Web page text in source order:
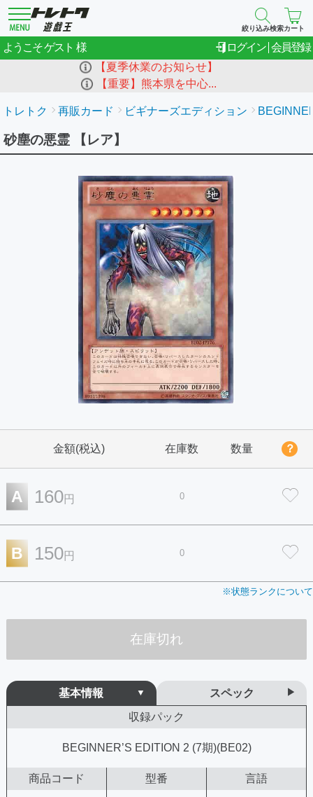
絞り込み検索カート
ようこそゲスト ログイン 会員登録
【夏季休業のお知らせ】
【重要】熊本県を中心...
トレトク 再販カード ビギナーズエディション
砂塵の悪霊 【レア】
金額(税込) 在庫数 数量 ？
A 160円 0
B 150円 0
※状態ランクについて
在庫切れ
基本情報
スペック
収録パック
BEGINNER’S EDITION 2 (7期)(BE02)
商品コード 型番 言語